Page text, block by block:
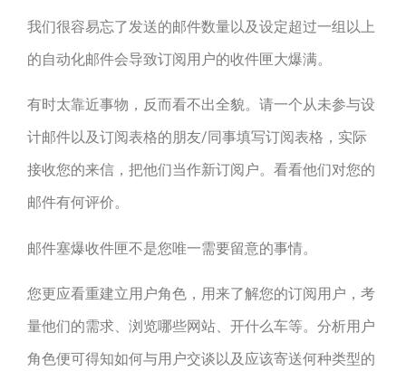
我们很容易忘了发送的邮件数量以及设定超过一组以上
的自动化邮件会导致订阅用户的收件匣大爆满。
有时太靠近事物，反而看不出全貌。请一个从未参与设
计邮件以及订阅表格的朋友/同事填写订阅表格，实际
接收您的来信，把他们当作新订阅户。看看他们对您的
邮件有何评价。
邮件塞爆收件匣不是您唯一需要留意的事情。
您更应看重建立用户角色，用来了解您的订阅用户，考
量他们的需求、浏览哪些网站、开什么车等。分析用户
角色便可得知如何与用户交谈以及应该寄送何种类型的